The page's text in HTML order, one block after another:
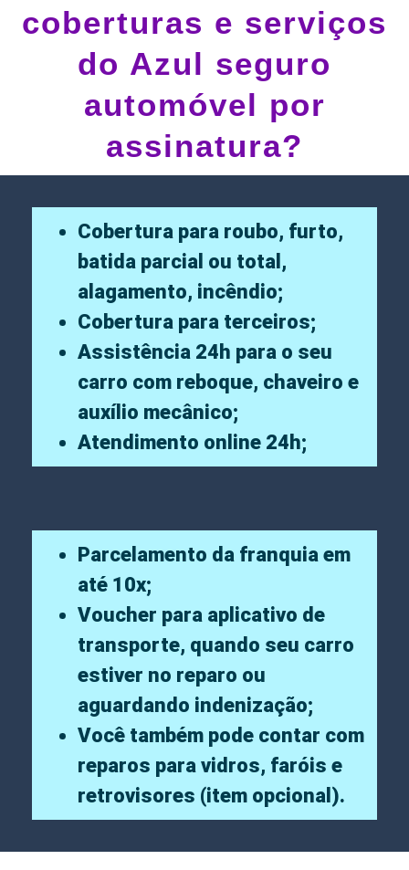
coberturas e serviços
do Azul seguro
automóvel por
assinatura?
Cobertura para roubo, furto,
batida parcial ou total,
alagamento, incêndio;
Cobertura para terceiros;
Assistência 24h para o seu
carro com reboque, chaveiro e
auxílio mecânico;
Atendimento online 24h;
Parcelamento da franquia em
até 10x;
Voucher para aplicativo de
transporte, quando seu carro
estiver no reparo ou
aguardando indenização;
Você também pode contar com
reparos para vidros, faróis e
retrovisores (item opcional).